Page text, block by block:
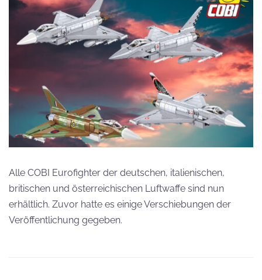
Alle COBI Eurofighter der deutschen, italienischen,
britischen und österreichischen Luftwaffe sind nun
erhältlich. Zuvor hatte es einige Verschiebungen der
Veröffentlichung gegeben.